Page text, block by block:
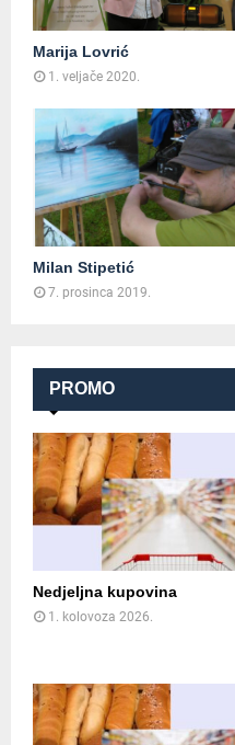
Marija Lovrić
1. veljače 2020.
Milan Stipetić
7. prosinca 2019.
PROMO
Nedjeljna kupovina
1. kolovoza 2026.